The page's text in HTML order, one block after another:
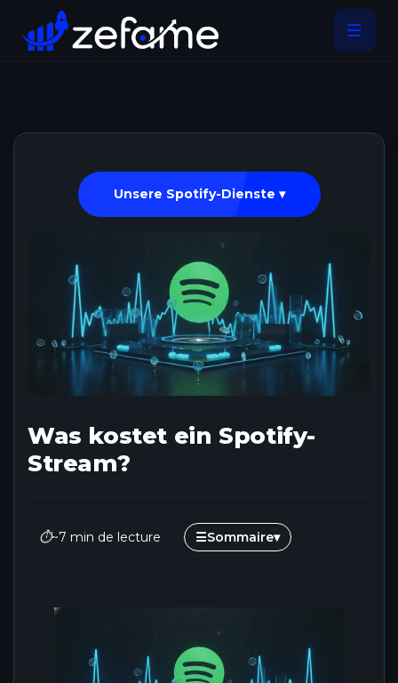
Unsere Spotify-Dienste ▾
Was kostet ein Spotify-
Stream?
⏱~7 min de lecture ☰Sommaire▾